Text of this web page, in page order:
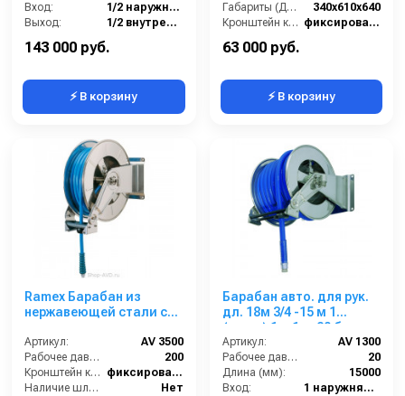
Вход:
1/2 наружняя резьба
Выход:
1/2 внутренняя резьба
143 000 руб.
⚡ В корзину
Габариты (ДхШхВ):
340x610x640
Кронштейн катушки:
фиксированный
Наличие шланга:
63 000 руб.
⚡ В корзину
Ramex Барабан из
нержавеющей стали с
механизмом AV 3500
Артикул:
AV 3500
Рабочее давление (бар):
200
Кронштейн катушки:
фиксированный
Наличие шланга:
Нет
Барабан авто. для рук.
дл. 18м 3/4 -15 м 1
(нерж.) 1ш.1ш. 20 бар
Артикул:
AV 1300
Рабочее давление (бар):
20
Длина (мм):
15000
Вход:
1 наружняя резьба